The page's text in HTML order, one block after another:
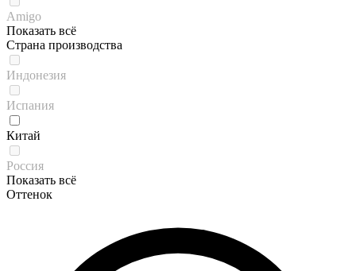
Amigo
Показать всё
Страна производства
Индонезия
Испания
Китай
Россия
Показать всё
Оттенок